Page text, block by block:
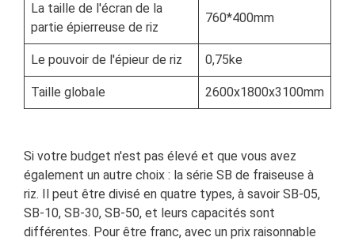
La taille de l'écran de la
partie épierreuse de riz
760*400mm
Le pouvoir de l'épieur de riz 0,75ke
Taille globale 2600x1800x3100mm
Si votre budget n'est pas élevé et que vous avez
également un autre choix : la série SB de fraiseuse à
riz. Il peut être divisé en quatre types, à savoir SB-05,
SB-10, SB-30, SB-50, et leurs capacités sont
différentes. Pour être franc, avec un prix raisonnable